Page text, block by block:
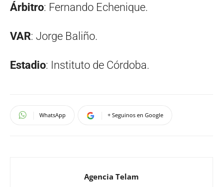
Árbitro: Fernando Echenique.
VAR: Jorge Baliño.
Estadio: Instituto de Córdoba.
WhatsApp + Seguinos en Google
Agencia Telam